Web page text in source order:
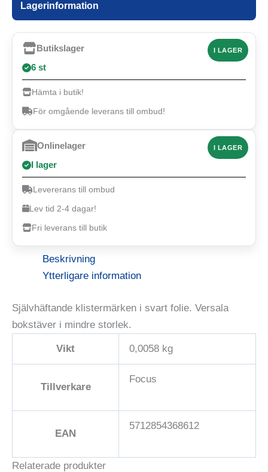
Lagerinformation
Butikslager I LAGER
6 st
Hämta i butik!
För omgående leverans till ombud!
Onlinelager I LAGER
I lager
Levererans till ombud
Lev tid 2-4 dagar!
Fri leverans till butik
Beskrivning
Ytterligare information
Självhäftande klistermärken i svart folie. Versala
bokstäver i mindre storlek.
Vikt 0,0058 kg
Tillverkare
Focus
EAN
5712854368612
Relaterade produkter